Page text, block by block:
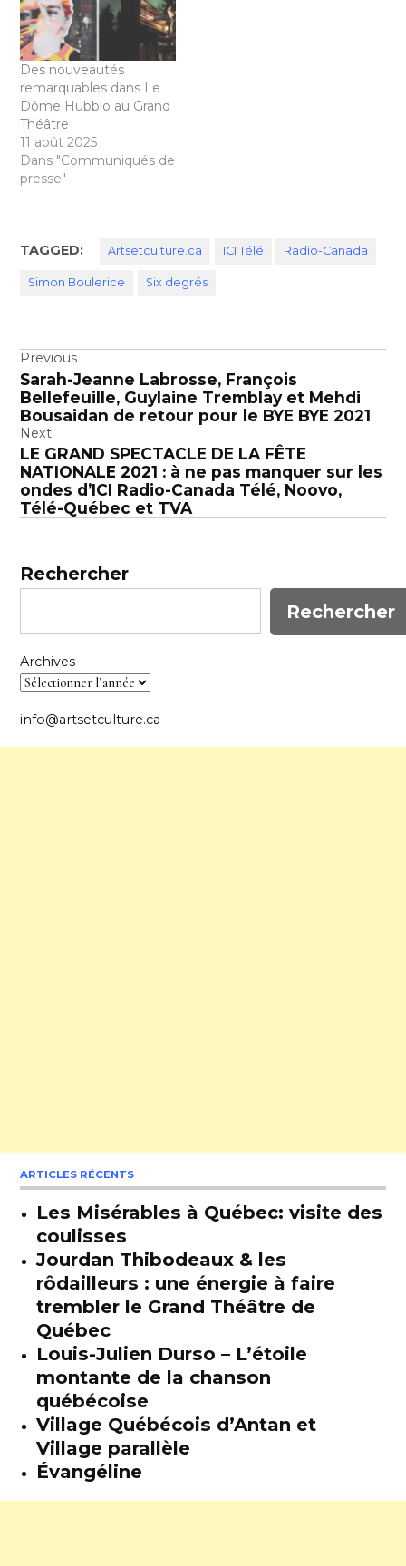
Des nouveautés
remarquables dans Le
Dôme Hubblo au Grand
Théâtre
11 août 2025
Dans "Communiqués de
presse"
TAGGED: Artsetculture.ca ICI Télé Radio-Canada
Simon Boulerice Six degrés
Navigation
de
l’article
Previous
Sarah-Jeanne Labrosse, François
Bellefeuille, Guylaine Tremblay et Mehdi
Bousaidan de retour pour le BYE BYE 2021
Next
LE GRAND SPECTACLE DE LA FÊTE
NATIONALE 2021 : à ne pas manquer sur les
ondes d’ICI Radio-Canada Télé, Noovo,
Télé-Québec et TVA
Rechercher
Rechercher
Archives
info@artsetculture.ca
ARTICLES RÉCENTS
Les Misérables à Québec: visite des
coulisses
Jourdan Thibodeaux & les
rôdailleurs : une énergie à faire
trembler le Grand Théâtre de
Québec
Louis-Julien Durso – L’étoile
montante de la chanson
québécoise
Village Québécois d’Antan et
Village parallèle
Évangéline